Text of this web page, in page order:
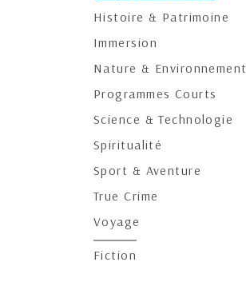
Histoire & Patrimoine
Immersion
Nature & Environnement
Programmes Courts
Science & Technologie
Spiritualité
Sport & Aventure
True Crime
Voyage
Fiction